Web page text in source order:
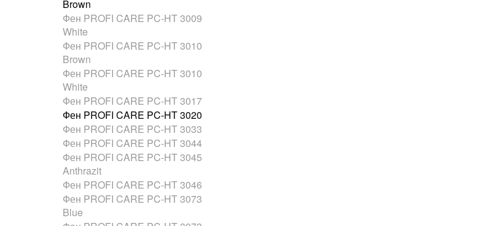
Brown
Фен PROFI CARE PC-HT 3009
White
Фен PROFI CARE PC-HT 3010
Brown
Фен PROFI CARE PC-HT 3010
White
Фен PROFI CARE PC-HT 3017
Фен PROFI CARE PC-HT 3020
Фен PROFI CARE PC-HT 3033
Фен PROFI CARE PC-HT 3044
Фен PROFI CARE PC-HT 3045
Anthrazit
Фен PROFI CARE PC-HT 3046
Фен PROFI CARE PC-HT 3073
Blue